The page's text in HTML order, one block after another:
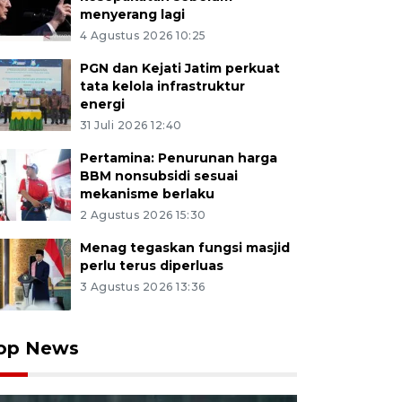
menyerang lagi
4 Agustus 2026 10:25
PGN dan Kejati Jatim perkuat
tata kelola infrastruktur
energi
31 Juli 2026 12:40
Pertamina: Penurunan harga
BBM nonsubsidi sesuai
mekanisme berlaku
2 Agustus 2026 15:30
Menag tegaskan fungsi masjid
perlu terus diperluas
3 Agustus 2026 13:36
News